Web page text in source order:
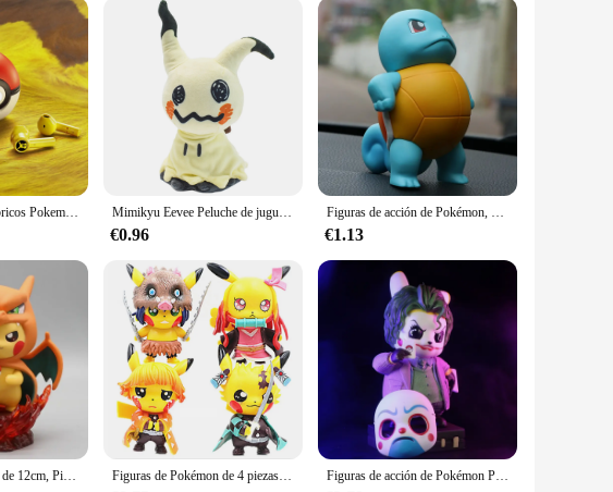
Auriculares inalámbricos Pokemon Pikachu, Bluetooth 5,0, Razer Sport, reducción de ruido, Control táctil, micrófono, regalos universales Mimikyu Eevee Peluche de juguete, Regalos de cumpleaños para niños, Navidad, Muñecas de personajes de anime de 7"
€0.96
Figuras de acción de Pokémon, modelo coleccionable, Psyduck, Bulbasaur, Charmander, Squirtle
€1.13
Figura de Pokémon de 12cm, Pikachu Cos Gengar Charizard, modelo de muñeca, juguete coleccionable, regalos, Kawaii estatuilla de dibujos animados, estatua, figuras de Anime Figuras de Pokémon de 4 piezas para niños, Cosplay de Pikachu, Demon Slayer, Tanjirou, Nezuko, Zenitsu, Inosuke, colección de PVC, juguetes de cumpleaños, regalo Figuras de acción de Pokémon Pikachu Cos The Joker GK, colección de regalos de cumpleaños, decoración, estatuas, 12,5 cm